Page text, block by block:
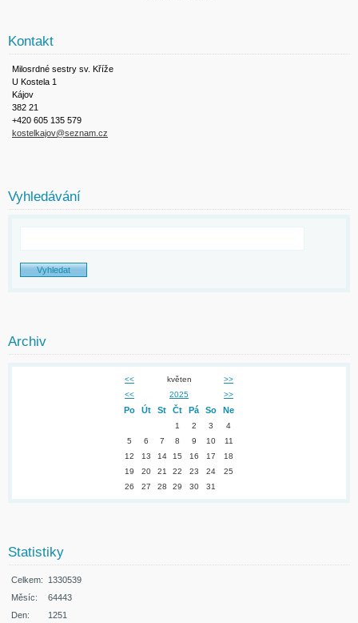
Kontakt
Milosrdné sestry sv. Kříže
U Kostela 1
Kájov
382 21
+420 605 135 579
kostelkajov@seznam.cz
Vyhledávání
Archiv
<< květen
>>
<<
2025 >>
Po Út St Čt Pá So Ne
1 2 3
4
5
6 7 8 9 10
11
12
13 14 15 16 17
18
19
20 21 22 23 24
25
26
27 28 29 30 31
Statistiky
Celkem:
1330539
Měsíc:
64443
Den:
1251